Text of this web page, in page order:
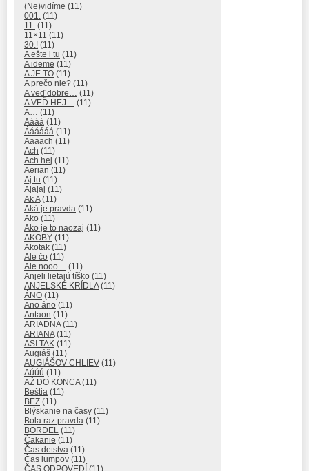
(Ne)vidíme (11)
001.
(11)
11.
(11)
11×11 (11)
30.! (11)
A ešte i tu (11)
A ideme (11)
A JE TO (11)
A prečo nie? (11)
A veď dobre…
(11)
A VEĎ HEJ…
(11)
A…
(11)
Aááá (11)
Áááááá (11)
Aaaach (11)
Ach (11)
Ach hej (11)
Aerian (11)
Aj tu (11)
Ajajaj (11)
Ak A(11)
Aká je pravda (11)
Ako (11)
Ako je to naozaj (11)
AKOBY (11)
Akotak (11)
Ale čo (11)
Ale nooo…
(11)
Anjeli lietajú tíško (11)
ANJELSKÉ KRÍDLA(11)
ÁNO (11)
Ano áno (11)
Antaon (11)
ARIADNA(11)
ARIANA(11)
ASI TAK (11)
Augiáš (11)
AUGIÁŠOV CHLIEV (11)
Aúúú (11)
AŽ DO KONCA(11)
Beštia (11)
BEZ (11)
Blýskanie na časy (11)
Bola raz pravda (11)
BORDEL (11)
Čakanie (11)
Čas detstva (11)
Čas lumpov (11)
ČAS ODPOVEDÍ (11)